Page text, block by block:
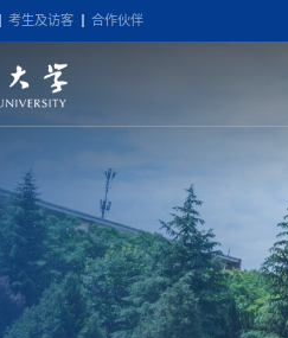
考生及访客 合作伙伴